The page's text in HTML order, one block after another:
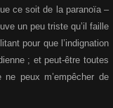
ce soit de la paranoïa –
un peu triste qu’il faille
pour que l’indignation
; et peut-être toutes
peux m’empêcher de